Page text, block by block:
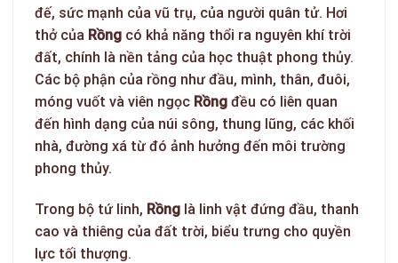
đế, sức mạnh của vũ trụ, của người quân tử. Hơi
thở của Rồng có khả năng thổi ra nguyên khí trời
đất, chính là nền tảng của học thuật phong thủy.
Các bộ phận của rồng như đầu, mình, thân, đuôi,
móng vuốt và viên ngọc Rồng đều có liên quan
đến hình dạng của núi sông, thung lũng, các khối
nhà, đường xá từ đó ảnh hưởng đến môi trường
phong thủy.
Trong bộ tứ linh, Rồng là linh vật đứng đầu, thanh
cao và thiêng của đất trời, biểu trưng cho quyền
lực tối thượng.